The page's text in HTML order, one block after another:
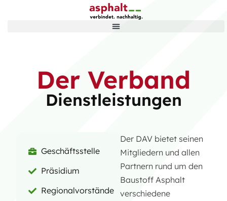
Der Verband
Dienstleistungen
Der DAV bietet seinen
Mitgliedern und allen
Partnern rund um den
Baustoff Asphalt
verschiedene
Geschäftsstelle
Präsidium
Regionalvorstände